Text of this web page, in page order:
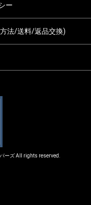
ー
法/送料/返品交換)
ーズ All rights reserved.